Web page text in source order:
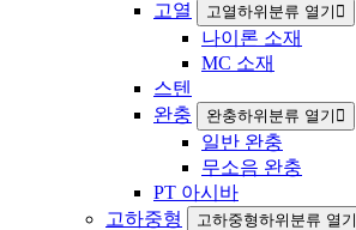
고열
고열하위분류 열기
나이론 소재
MC 소재
스텐
완충
완충하위분류 열기
일반 완충
무소음 완충
PT 아시바
고하중형
고하중형하위분류 열기